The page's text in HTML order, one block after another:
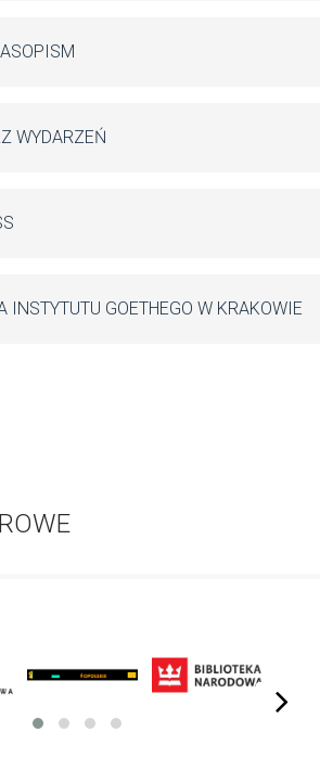
WYDARZEŃ
INSTYTUTU GOETHEGO W KRAKOWIE
next